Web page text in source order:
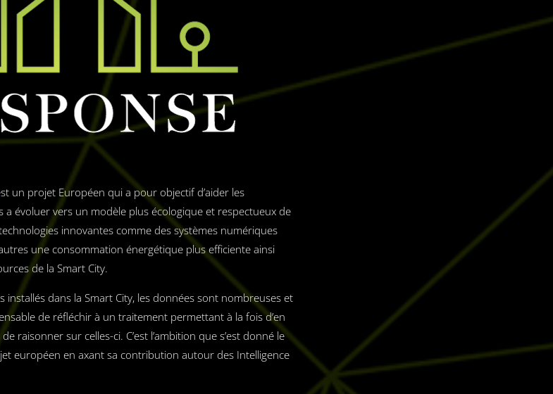
un projet Européen qui a pour objectif d’aider les
a évoluer vers un modèle plus écologique et respectueux de
innovantes comme des systèmes numériques
une consommation énergétique plus efficiente ainsi
de la Smart City.
installés dans la Smart City, les données sont nombreuses et
de réfléchir à un traitement permettant à la fois d’en
raisonner sur celles-ci. C’est l’ambition que s’est donné le
européen en axant sa contribution autour des Intelligence